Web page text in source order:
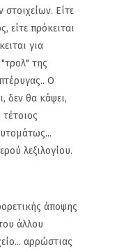
Είτε
είτε πρόκειται
για
της
Ο
δεν θα κάψει,
λεξιλογίου.
άποψης
άλλου
αρρώστιας